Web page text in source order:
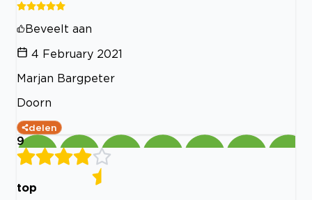
Beveelt aan
4 February 2021
Marjan Bargpeter
Doorn
delen
9
top